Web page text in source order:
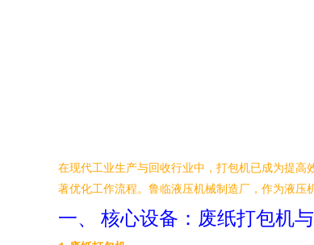
在现代工业生产与回收行业中，打包机已成为提
著优化工作流程。鲁临液压机械制造厂，作为液压
一、 核心设备：废纸打包机